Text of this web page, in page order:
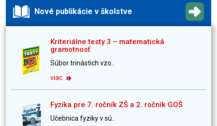
Nové publikácie v školstve
Kriteriálne testy 3 – matematická
gramotnosť
Súbor trinástich vzo..
viac
Fyzika pre 7. ročník ZŠ a 2. ročník GOŠ
Učebnica fyziky v sú..